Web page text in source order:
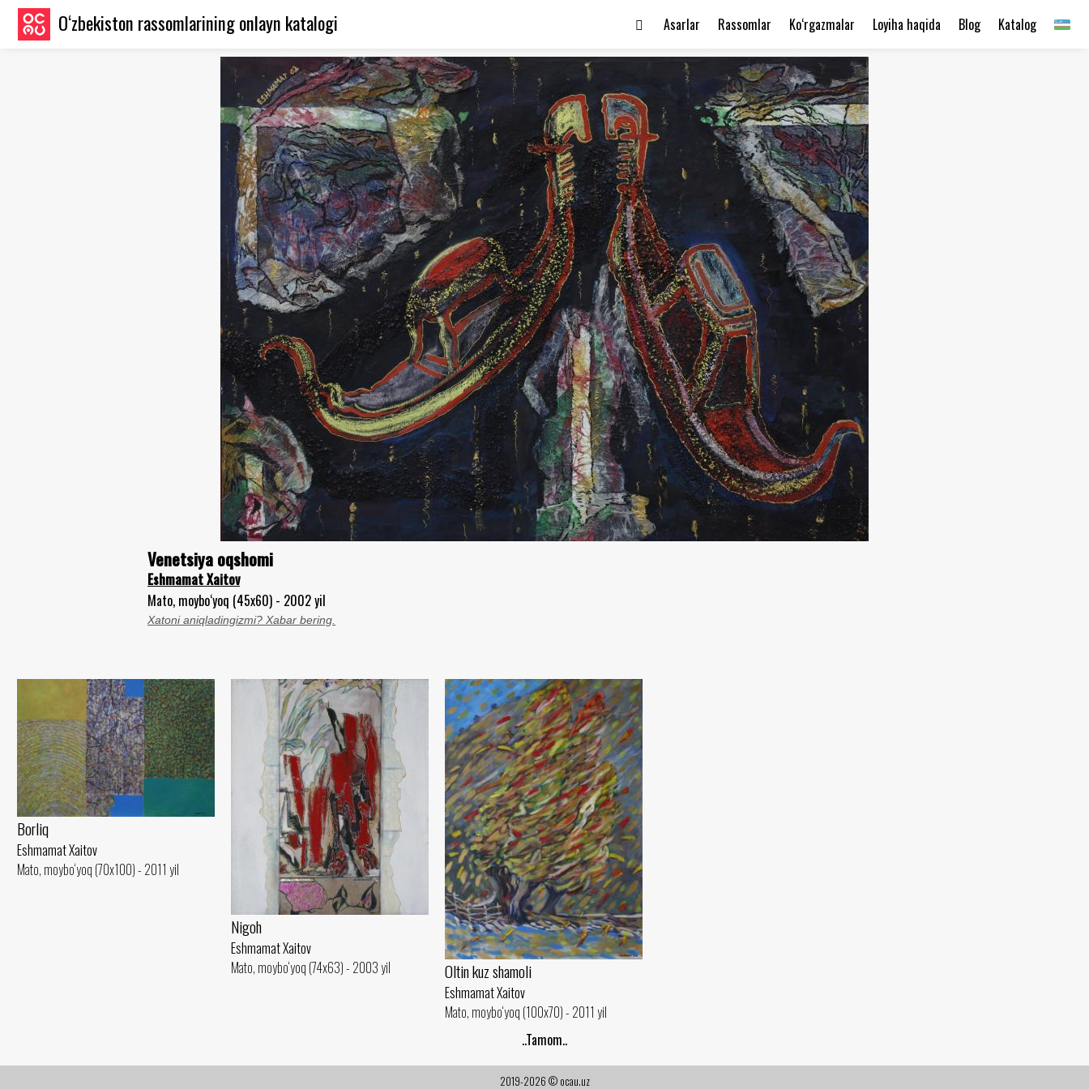
O‘zbekiston rassomlarining onlayn katalogi Katalog
Blog
Loyiha haqida
Ko‘rgazmalar
Rassomlar
Asarlar
Venetsiya oqshomi
Eshmamat Xaitov
Mato, moybo‘yoq (45x60) - 2002 yil
Xatoni aniqladingizmi? Xabar bering.
Borliq
Eshmamat Xaitov
Mato, moybo‘yoq (70x100) - 2011 yil
Nigoh
Eshmamat Xaitov
Mato, moybo‘yoq (74x63) - 2003 yil
Oltin kuz shamoli
Eshmamat Xaitov
Mato, moybo‘yoq (100x70) - 2011 yil
..Tamom..
2019-2026 © ocau.uz